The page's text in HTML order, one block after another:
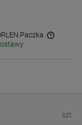
Paczka
szt